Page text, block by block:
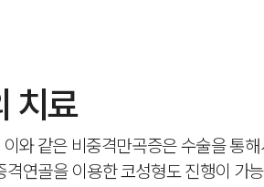
치료
이와 같은 비중격만곡증은 수술을 통
격연골을 이용한 코성형도 진행이 가